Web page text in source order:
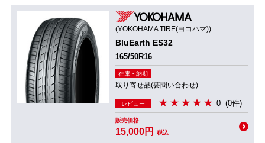
(YOKOHAMA TIRE(ヨコハマ))
BluEarth ES32
165/50R16
在庫・納期
取り寄せ品(要問い合わせ)
レビュー 0 (0件)
販売価格
15,000円 税込